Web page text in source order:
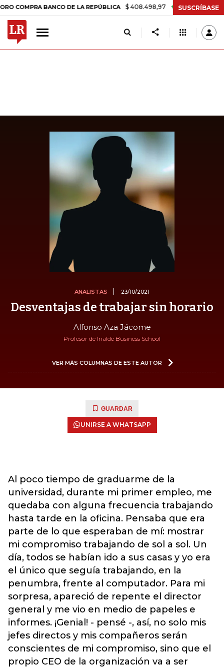
BANCO DE LA REPÚBLICA $ 408.498,97 +$ 8.753,81 +2,19%
SUSCRÍBASE
ANALISTAS 23/10/2021
Desventajas de trabajar sin horario
Alfonso Aza Jácome
Profesor de Inalde Business School
VER MÁS COLUMNAS DE ESTE AUTOR
GUARDAR
UNIRSE A WHATSAPP
Al poco tiempo de graduarme de la
universidad, durante mi primer empleo, me
quedaba con alguna frecuencia trabajando
hasta tarde en la oficina. Pensaba que era
parte de lo que esperaban de mí: mostrar
mi compromiso trabajando de sol a sol. Un
día, todos se habían ido a sus casas y yo era
el único que seguía trabajando, en la
penumbra, frente al computador. Para mi
sorpresa, apareció de repente el director
general y me vio en medio de papeles e
informes. ¡Genial! - pensé -, así, no solo mis
jefes directos y mis compañeros serán
conscientes de mi compromiso, sino que el
propio CEO de la organización va a ser